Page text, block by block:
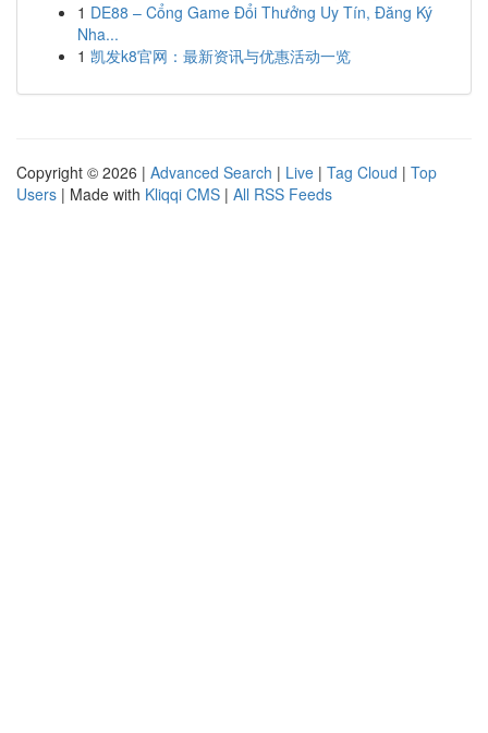
1 DE88 – Cổng Game Đổi Thưởng Uy Tín, Đăng Ký
Nha...
1 凯发k8官网：最新资讯与优惠活动一览
Copyright © 2026 | Advanced Search | Live | Tag Cloud | Top
Users | Made with Kliqqi CMS | All RSS Feeds